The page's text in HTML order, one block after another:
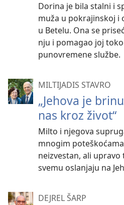
Dorina je bila stalni i
muža u pokrajinskoj i
u Betelu. Ona se
nju i pomagao joj
punovremene službe.
MILTIJADIS STAVRO
„Jehova je
nas kroz život“
Milto i njegova
mnogim
neizvestan, ali upravo
svemu oslanjaju na
DEJREL ŠARP